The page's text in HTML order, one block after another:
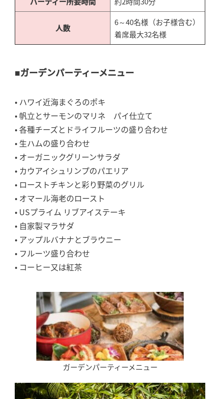
人数
6～40名様（お子様含む）
着席最大32名様
■ガーデンパーティーメニュー
• ハワイ近海まぐろのポキ
• 帆立とサーモンのマリネ パイ仕立て
• 各種チーズとドライフルーツの盛り合わせ
• 生ハムの盛り合わせ
• オーガニックグリーンサラダ
• カウアイシュリンプのパエリア
• ローストチキンと彩り野菜のグリル
• オマール海老のロースト
• USプライム リブアイステーキ
• 自家製マラサダ
• アップルバナナとブラウニー
• フルーツ盛り合わせ
• コーヒー又は紅茶
ガーデンパーティーメニュー